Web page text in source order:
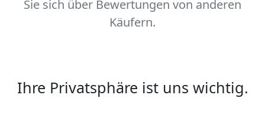
Sie sich über Bewertungen von anderen
Käufern.
Ihre Privatsphäre ist uns wichtig.